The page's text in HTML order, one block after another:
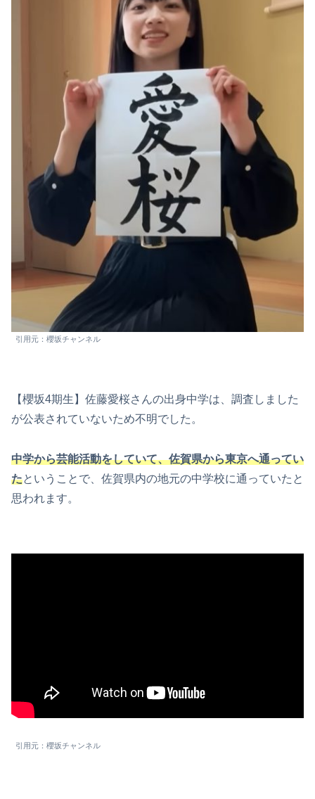
引用元：櫻坂チャンネル
【櫻坂4期生】佐藤愛桜さんの出身中学は、調査しました
が公表されていないため不明でした。
中学から芸能活動をしていて、佐賀県から東京へ通ってい
たということで、佐賀県内の地元の中学校に通っていたと
思われます。
引用元：櫻坂チャンネル